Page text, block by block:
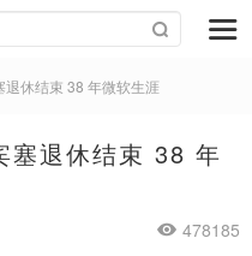
退休结束 38 年微软生涯
塞退休结束 38 年
478185